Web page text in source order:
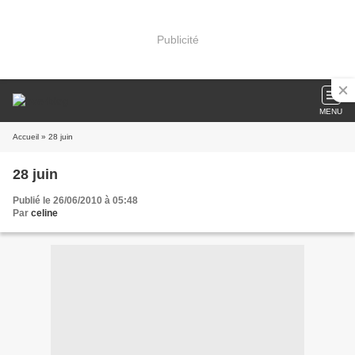
Publicité
MENU
Accueil » 28 juin
28 juin
Publié le 26/06/2010 à 05:48
Par celine